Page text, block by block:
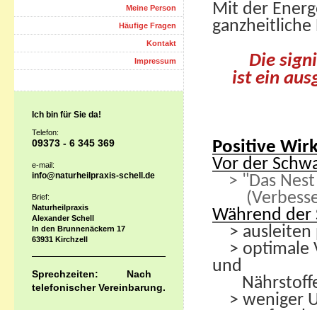
Mit der
ganzheitliche
Die
ist ein
Positive
Vor der
> "Das
Während der
> ausleiten
> optimale
und
> weniger
Meine Person
Häufige Fragen
Kontakt
Impressum
Ich bin für Sie da!
Telefon:
09373 - 6 345 369
e-mail:
info@naturheilpraxis-schell.de
Brief:
Naturheilpraxis
Alexander Schell
In den Brunnenäckern 17
63931 Kirchzell
Sprechzeiten: Nach
telefonischer Vereinbarung.